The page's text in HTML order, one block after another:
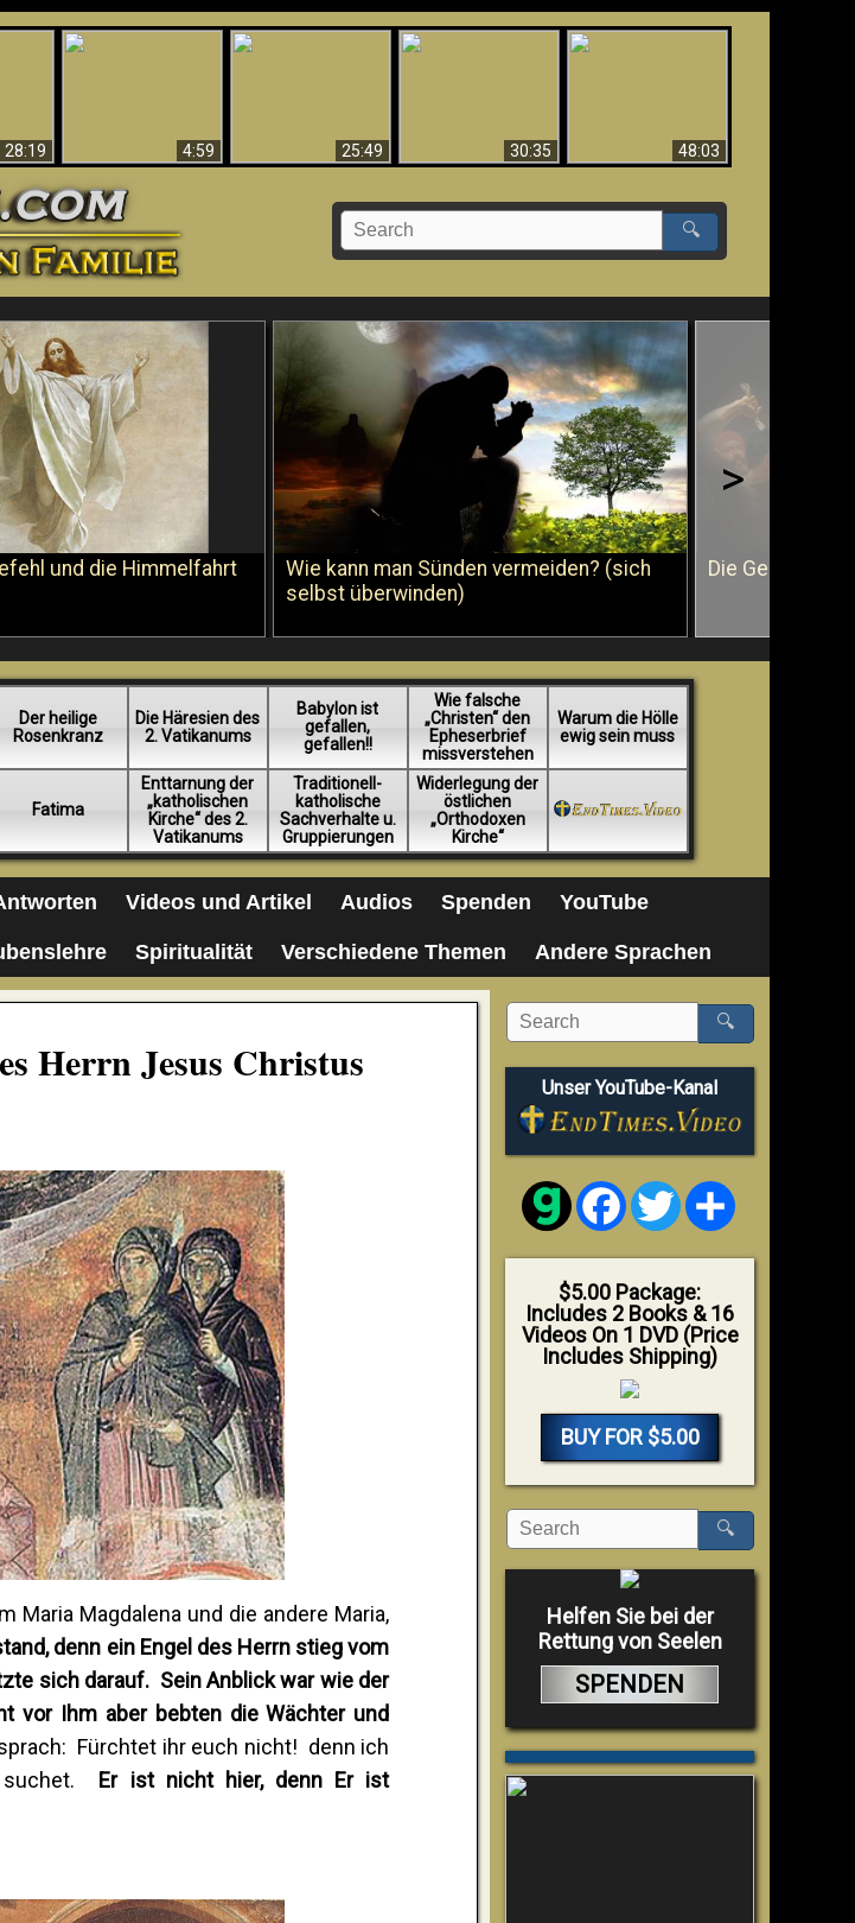
28:19
4:59
25:49 30:35
48:03
🔍
und die Himmelfahrt
Wie kann man Sünden vermeiden? (sich
selbst überwinden)
Die Geißelung
>
Der heilige
Rosenkranz
Die Häresien des
2. Vatikanums
Babylon ist
gefallen,
gefallen!!
Wie falsche
„Christen“ den
Epheserbrief
missverstehen
Warum die Hölle
ewig sein muss
Fatima
Enttarnung der
„katholischen
Kirche“ des 2.
Vatikanums
Traditionell-
katholische
Sachverhalte u.
Gruppierungen
Widerlegung der
östlichen
„Orthodoxen
Kirche“
Videos und Artikel Audios Spenden YouTube
Spiritualität Verschiedene Themen Andere Sprachen
Herrn Jesus Christus
Maria Magdalena und die andere Maria,
denn ein Engel des Herrn stieg vom
sich darauf. Sein Anblick war wie der
vor Ihm aber bebten die Wächter und
Fürchtet ihr euch nicht! denn ich
suchet. Er ist nicht hier, denn Er ist
🔍
Unser YouTube-Kanal
FacebookTwitter
$5.00 Package:
Includes 2 Books & 16
Videos On 1 DVD (Price
Includes Shipping)
BUY FOR $5.00
🔍
Helfen Sie bei der
Rettung von Seelen
SPENDEN